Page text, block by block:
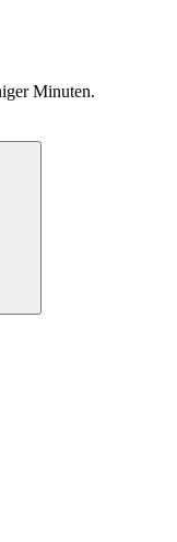
Minuten.